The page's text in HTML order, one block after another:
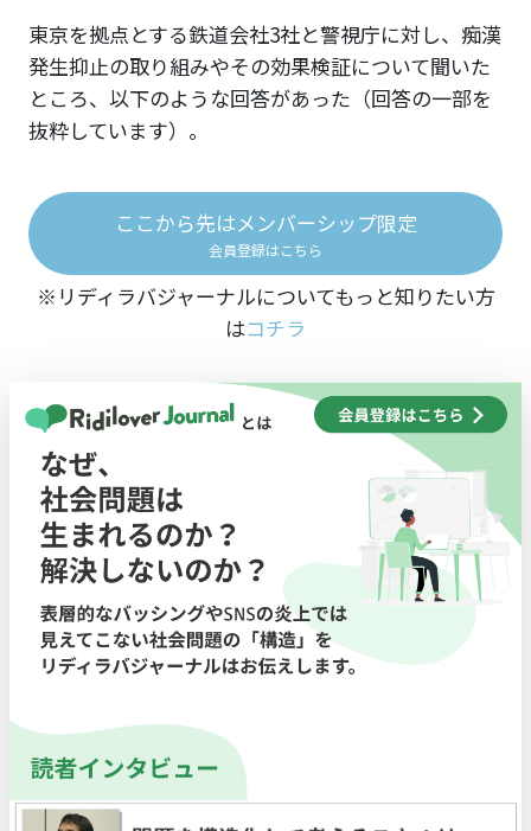
東京を拠点とする鉄道会社3社と警視庁に対し、痴漢
発生抑止の取り組みやその効果検証について聞いた
ところ、以下のような回答があった（回答の一部を
抜粋しています）。
ここから先はメンバーシップ限定
会員登録はこちら
※リディラバジャーナルについてもっと知りたい方
はコチラ